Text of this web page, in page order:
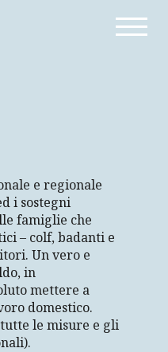
e regionale
i sostegni
famiglie che
– colf, badanti e
Un vero e
in
mettere a
domestico.
le misure e gli